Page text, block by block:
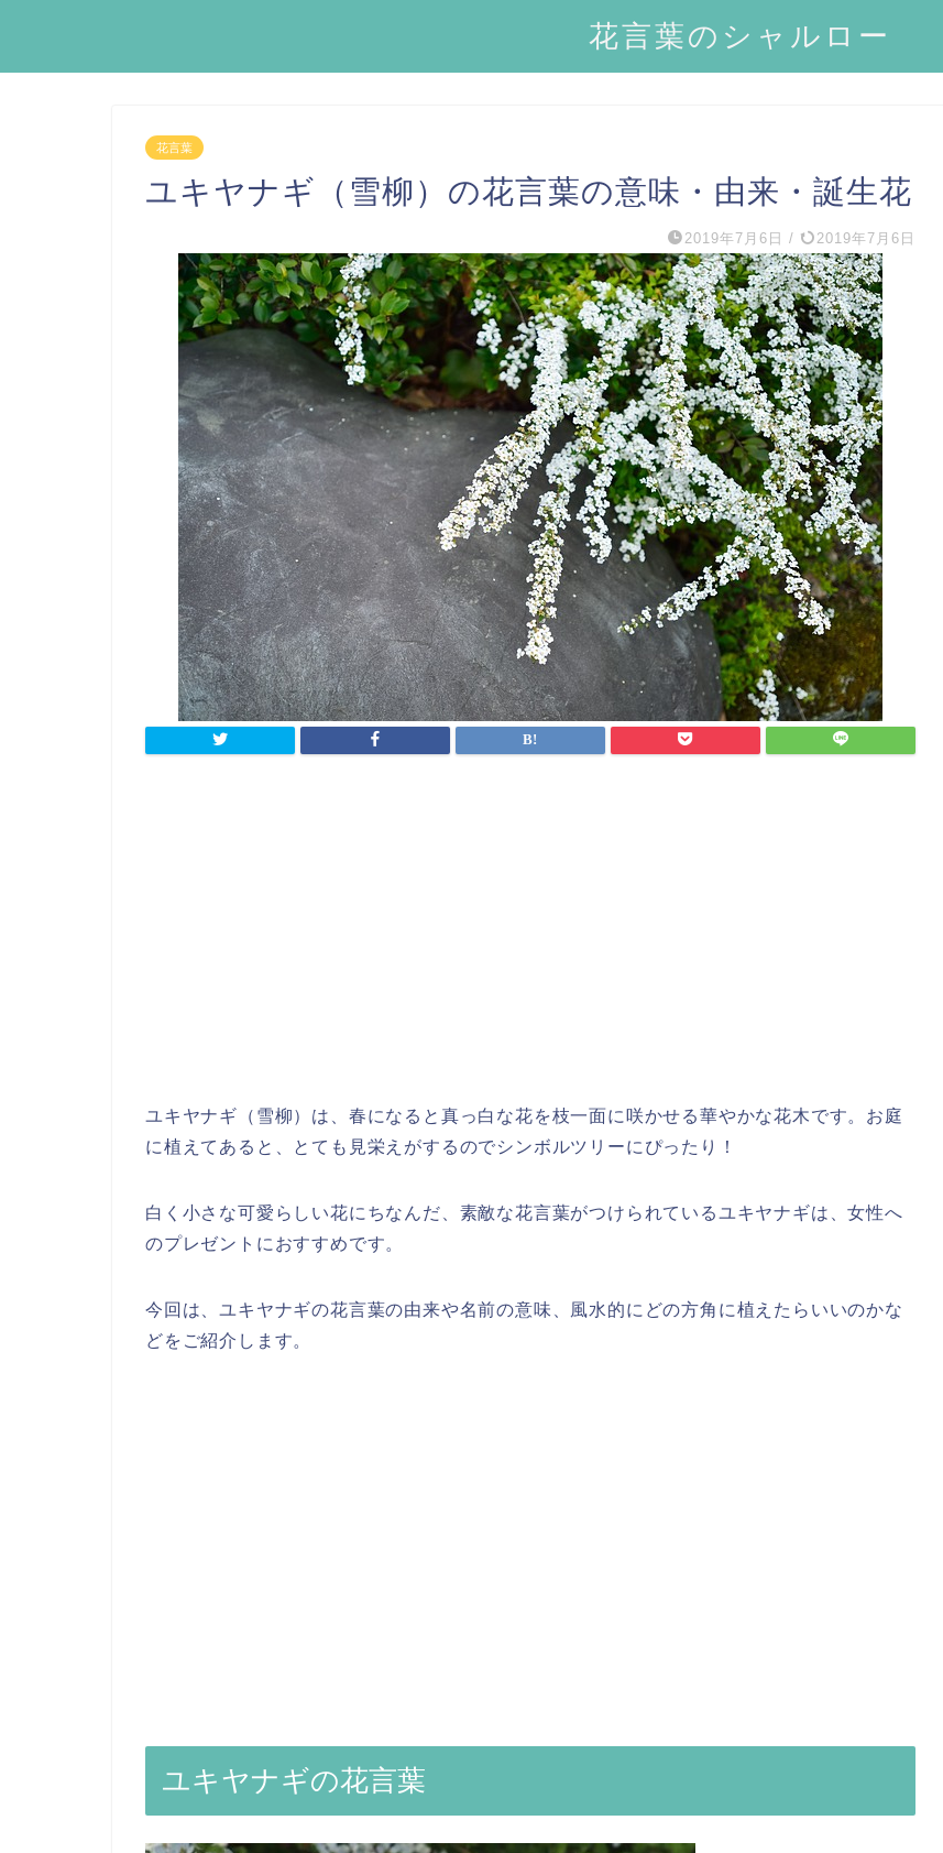
花言葉のシャルロー
花言葉
ユキヤナギ（雪柳）の花言葉の意味・由来・誕生花
2019年7月6日 / 2019年7月6日
ユキヤナギ（雪柳）は、春になると真っ白な花を枝一面に咲かせる華やかな花木です。お庭
に植えてあると、とても見栄えがするのでシンボルツリーにぴったり！
白く小さな可愛らしい花にちなんだ、素敵な花言葉がつけられているユキヤナギは、女性へ
のプレゼントにおすすめです。
今回は、ユキヤナギの花言葉の由来や名前の意味、風水的にどの方角に植えたらいいのかな
どをご紹介します。
ユキヤナギの花言葉